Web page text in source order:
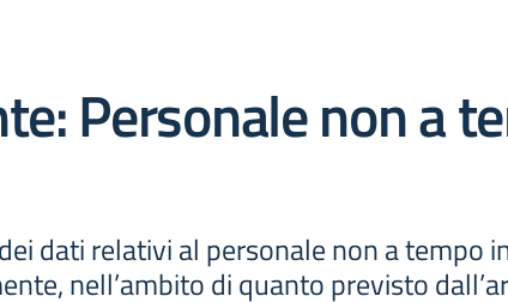
Personale non a
dati relativi al personale non a tempo
nell’ambito di quanto previsto